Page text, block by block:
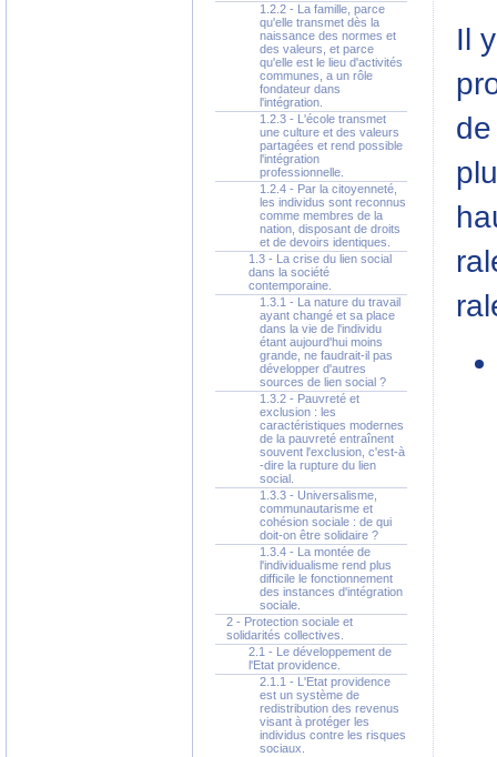
1.2.2 - La famille, parce
qu'elle transmet dès la
naissance des normes et
des valeurs, et parce
qu'elle est le lieu d'activités
communes, a un rôle
fondateur dans
l'intégration.
1.2.3 - L'école transmet
une culture et des valeurs
partagées et rend possible
l'intégration
professionnelle.
1.2.4 - Par la citoyenneté,
les individus sont reconnus
comme membres de la
nation, disposant de droits
et de devoirs identiques.
1.3 - La crise du lien social
dans la société
contemporaine.
1.3.1 - La nature du travail
ayant changé et sa place
dans la vie de l'individu
étant aujourd'hui moins
grande, ne faudrait-il pas
développer d'autres
sources de lien social ?
1.3.2 - Pauvreté et
exclusion : les
caractéristiques modernes
de la pauvreté entraînent
souvent l'exclusion, c'est-à
-dire la rupture du lien
social.
1.3.3 - Universalisme,
communautarisme et
cohésion sociale : de qui
doit-on être solidaire ?
1.3.4 - La montée de
l'individualisme rend plus
difficile le fonctionnement
des instances d'intégration
sociale.
2 - Protection sociale et
solidarités collectives.
2.1 - Le développement de
l'Etat providence.
2.1.1 - L'Etat providence
est un système de
redistribution des revenus
visant à protéger les
individus contre les risques
sociaux.
Il